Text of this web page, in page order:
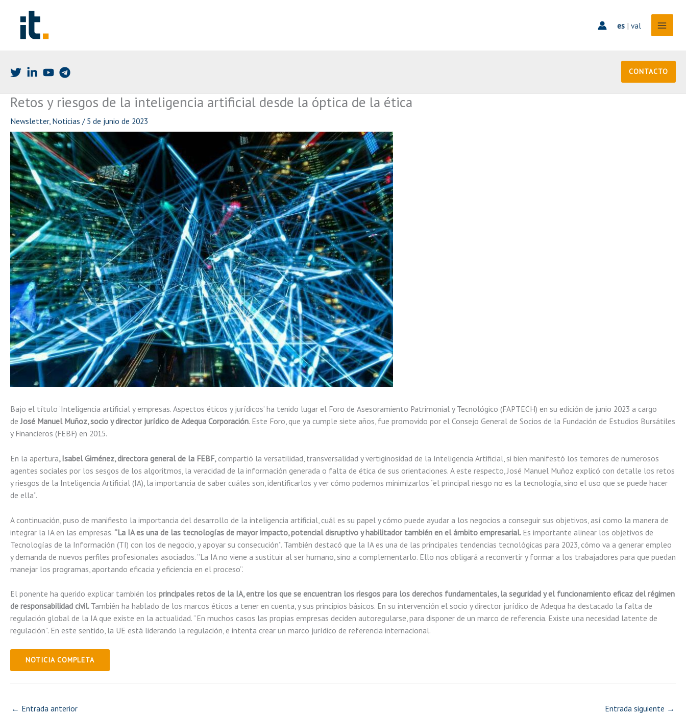
es| val
CONTACTO
Retos y riesgos de la inteligencia artificial desde la óptica de la ética
Newsletter, Noticias / 5 de junio de 2023
Bajo el título ‘Inteligencia artificial y empresas. Aspectos éticos y jurídicos’ ha tenido lugar el Foro de Asesoramiento Patrimonial y Tecnológico (FAPTECH) en su edición de junio 2023 a cargo
deJosé Manuel Muñoz, socio y director jurídico de Adequa Corporación. Este Foro, que ya cumple siete años, fue promovido por el Consejo General de Socios de la Fundación de Estudios Bursátiles
y Financieros (FEBF) en 2015.
En la apertura, Isabel Giménez, directora general de la FEBF, compartió la versatilidad, transversalidad y vertiginosidad de la Inteligencia Artificial, si bien manifestó los temores de numerosos
agentes sociales por los sesgos de los algoritmos, la veracidad de la información generada o falta de ética de sus orientaciones. A este respecto, José Manuel Muñoz explicó con detalle los retos
y riesgos de la Inteligencia Artificial (IA), la importancia de saber cuáles son, identificarlos y ver cómo podemos minimizarlos “el principal riesgo no es la tecnología, sino el uso que se puede hacer
de ella”.
A continuación, puso de manifiesto la importancia del desarrollo de la inteligencia artificial, cuál es su papel y cómo puede ayudar a los negocios a conseguir sus objetivos, así como la manera de
integrar la IA en las empresas. “La IA es una de las tecnologías de mayor impacto, potencial disruptivo y habilitador también en el ámbito empresarial. Es importante alinear los objetivos de
Tecnologías de la Información (TI) con los de negocio, y apoyar su consecución”. También destacó que la IA es una de las principales tendencias tecnológicas para 2023, cómo va a generar empleo
y demanda de nuevos perfiles profesionales asociados. ”La IA no viene a sustituir al ser humano, sino a complementarlo. Ello nos obligará a reconvertir y formar a los trabajadores para que puedan
manejar los programas, aportando eficacia y eficiencia en el proceso”.
El ponente ha querido explicar también los principales retos de la IA, entre los que se encuentran los riesgos para los derechos fundamentales, la seguridad y el funcionamiento eficaz del régimen
de responsabilidad civil. También ha hablado de los marcos éticos a tener en cuenta, y sus principios básicos. En su intervención el socio y director jurídico de Adequa ha destacado la falta de
regulación global de la IA que existe en la actualidad. “En muchos casos las propias empresas deciden autoregularse, para disponer de un marco de referencia. Existe una necesidad latente de
regulación”. En este sentido, la UE está liderando la regulación, e intenta crear un marco jurídico de referencia internacional.
NOTICIA COMPLETA
← Entrada anterior Entrada siguiente →